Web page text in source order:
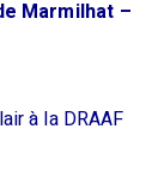
Marmilhat –
à la DRAAF